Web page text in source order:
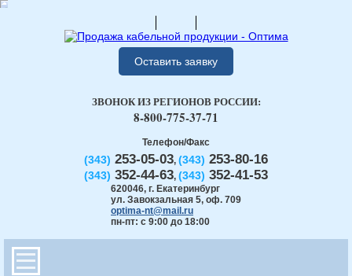
Оставить заявку
Телефон/Факс
(343) 253-05-03, (343) 253-80-16
(343) 352-44-63, (343) 352-41-53
620046, г. Екатеринбург
ул. Завокзальная 5, оф. 709
optima-nt@mail.ru
пн-пт: с 9:00 до 18:00
ЗВОНОК ИЗ РЕГИОНОВ РОССИИ:
8-800-775-37-71